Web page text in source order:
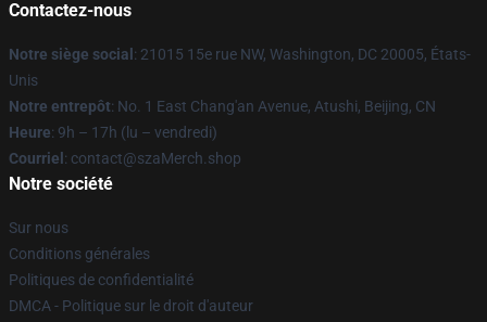
Contactez-nous
Notre siège social : 21015 15e rue NW, Washington, DC 20005, États-
Unis
Notre entrepôt: No. 1 East Chang'an Avenue, Atushi, Beijing, CN
Heure: 9h – 17h (lu – vendredi)
Courriel : contact@szaMerch.shop
Notre société
Sur nous
Conditions générales
Politiques de confidentialité
DMCA - Politique sur le droit d'auteur